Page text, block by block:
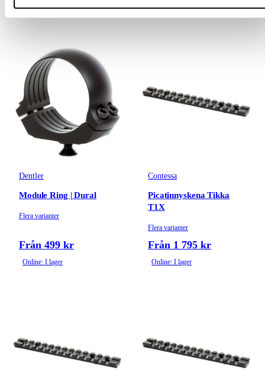
Online: I lager Online: I lager
Dentler
Module Ring | Dural
Flera varianter
Från 499 kr
Online: I lager
Contessa
Picatinnyskena Tikka
T1X
Flera varianter
Från 1 795 kr
Online: I lager